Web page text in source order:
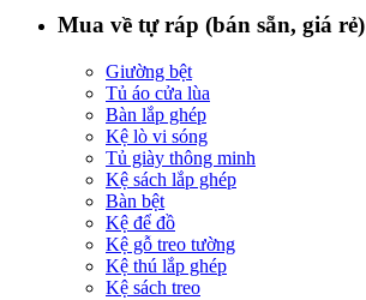
Mua về tự ráp (bán sẵn, giá rẻ)
Giường bệt
Tủ áo cửa lùa
Bàn lắp ghép
Kệ lò vi sóng
Tủ giày thông minh
Kệ sách lắp ghép
Bàn bệt
Kệ để đồ
Kệ gỗ treo tường
Kệ thú lắp ghép
Kệ sách treo